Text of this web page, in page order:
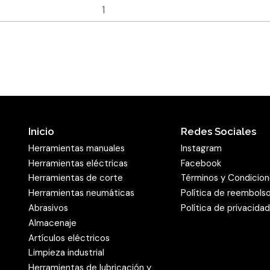
tareas. Por este motivo,
programa disponible en
es aplicable a la gran
ofrece bandas -
poder establecer la
lijadoras.
Banda de lijado
excelente acabado y su
Inicio
Herramientas manuales
Herramientas eléctricas
Herramientas de corte
Herramientas neumáticas
Abrasivos
Almacenaje
Artículos eléctricos
Limpieza industrial
Redes Sociales
Instagram
Facebook
Términos y
Política de reembolso
Política de privacidad